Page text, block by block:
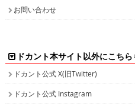
お問い合わせ
ドカント本サイト以外にこちら
ドカント公式 X(旧Twitter)
ドカント公式 Instagram